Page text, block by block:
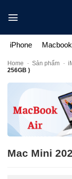
qua
iPhone Macbook
Home - Sản phẩm -
256GB )
Mac Mini